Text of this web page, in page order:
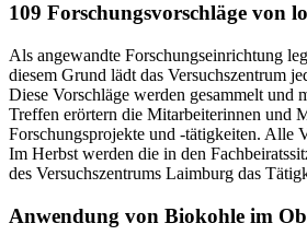
109 Forschungsvorschläge von
Als angewandte Forschungseinrichtung
diesem Grund lädt das Versuchszentrum
Diese Vorschläge werden gesammelt und
Treffen erörtern die Mitarbeiterinnen und
Forschungsprojekte und -tätigkeiten. Alle
Im Herbst werden die in den
des Versuchszentrums Laimburg das
Anwendung von Biokohle im